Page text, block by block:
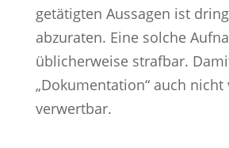
getätigten Aussagen ist
abzuraten. Eine solche
üblicherweise strafbar.
„Dokumentation“ auch
verwertbar.